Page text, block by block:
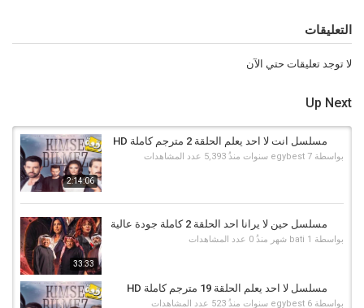
التعليقات
لا توجد تعليقات حتي الآن
Up Next
2:14:06
مسلسل انت لا احد يعلم الحلقة 2 مترجم كاملة HD
بواسطة egybest 7 سنوات منذُ 5,393 عدد المشاهدات
33:33
مسلسل حين لا يرانا احد الحلقة 2 كاملة جودة عالية
بواسطة bati 1 شهر منذُ 0 عدد المشاهدات
مسلسل لا احد يعلم الحلقة 19 مترجم كاملة HD
بواسطة egybest 6 سنوات منذُ 523 عدد المشاهدات